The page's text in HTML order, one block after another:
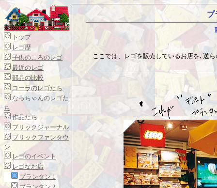
トップ
レゴ歴
子供のころのレゴ
最近のレゴ
部品の比較
コーラのレゴたち
なっちゃんのレゴた
ち
作品たち
ブリックジャーナル
ブリックファンタウ
ン
レゴのイベント
レゴなお店
プランタン 1
プ
ここでは、レゴを販売しているお店を､送